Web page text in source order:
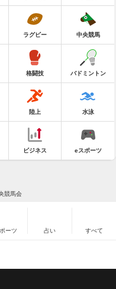
ラグビー 中央競馬
格闘技 バドミントン
陸上 水泳
ビジネス eスポーツ
競馬会
ーツ 占い すべて